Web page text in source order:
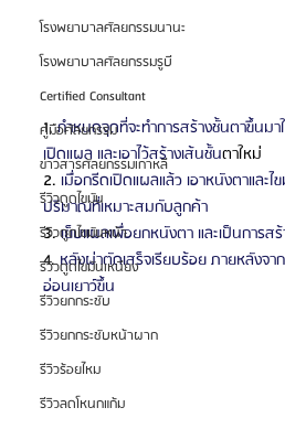
โรงพยาบาลศัลยกรรมนานะ
โรงพยาบาลศัลยกรรมรูบี
Certified Consultant
คู่มือศัลยกรรม
ข่าวสารศัลยกรรมเกาหลี
รีวิวดูดไขมัน
รีวิวดูดไขมันหน้า
รีวิวดูดไขมันเหนียง
รีวิวยกกระชับ
รีวิวยกกระชับหน้าผาก
รีวิวร้อยไหม
รีวิวลดโหนกแก้ม
1. กำหนดจุดที่จะทำการสร้างชั้นตาขึ้นมา
เปิดแผล และเอาไว้สร้างเส้นชั้นตาใหม่
2. เมื่อกรีดเปิดแผลแล้ว เอาหนังตาและ
ปริมาณที่เหมาะสมกับลูกค้า
3. เย็บแผลเพื่อยกหนังตา และเป็นการส
4. หลังผ่าตัดเสร็จเรียบร้อย ภายหลังจ
อ่อนเยาว์ขึ้น